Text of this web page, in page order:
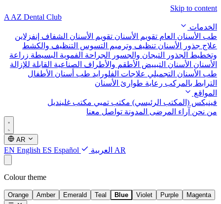
Skip to content
A AZ Dental Club
الخدمات
طب الأسنان العام تقويم الأسنان تقويم الأسنان الشفاف إنفزلاين
علاج جذور الأسنان تنظيف وترميم التسوس التنظيف والكشط
وتخطيط الجذور
التيجان والجسور الجراحة الفموية البسيطة زراعة
الأسنان الأسنان التبييض الأطقم والأطراف الصناعية القابلة للإزالة
طب الأسنان التجميلي علاجات الفلورايد طب أسنان الأطفال
الترابط بالمركب رعاية طوارئ الأسنان
المواقع
فينيكس (المكتب الرئيسي) مكتب تمبي مكتب غلينديل
من نحن آراء المرضى المدونة تواصل معنا
AR
EN English ES Español AR العربية
Colour theme
Orange Amber Emerald Teal Blue Violet Purple Magenta